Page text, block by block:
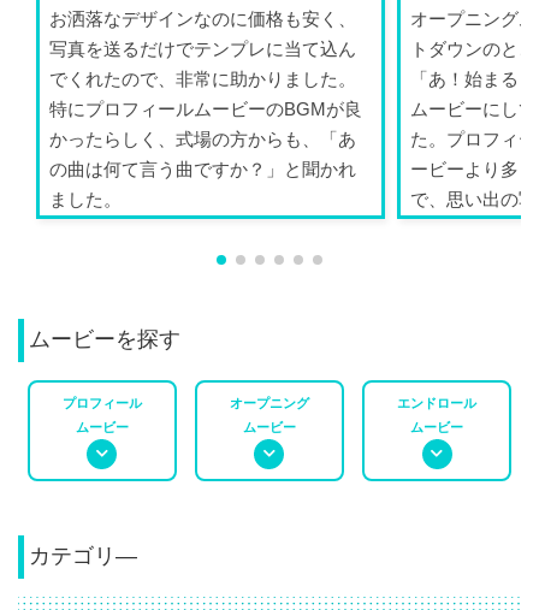
お洒落なデザインなのに価格も安く、
写真を送るだけでテンプレに当て込ん
でくれたので、非常に助かりました。
特にプロフィールムービーのBGMが良
かったらしく、式場の方からも、「あ
の曲は何て言う曲ですか？」と聞かれ
ました。
オープニング
トダウンのと
「あ！始まる
ムービーにし
た。プロフィ
ービーより多
で、思い出の
ムービーを探す
プロフィール
ムービー
オープニング
ムービー
エンドロール
ムービー
カテゴリ―